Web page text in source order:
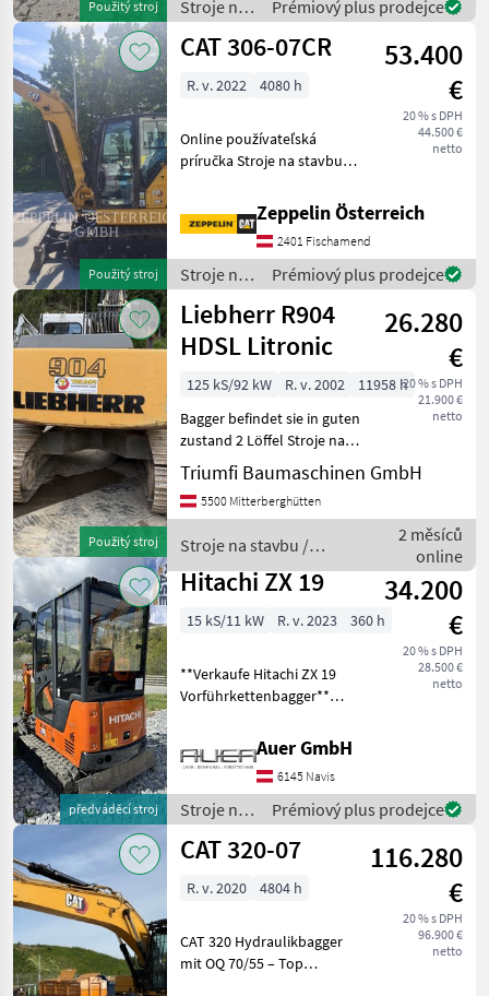
Použitý stroj
Stroje na
stavbu /
Takeuchi
Prémiový plus prodejce
Použitý stroj
CAT 306-07CR
53.400
€
20 % s DPH
44.500 €
netto
R. v. 2022 4080 h
Online používateľská
príručka Stroje na stavbu
Zeppelin Österreich
2401 Fischamend
Stroje na
stavbu /
CAT
Prémiový plus prodejce
Použitý stroj
Liebherr R904
HDSL Litronic
26.280
€
20 % s DPH
21.900 €
netto
125 kS/92 kW R. v. 2002
11958 h
Bagger befindet sie in guten
zustand 2 Löffel Stroje na
stavbu Pásový báger
Triumfi Baumaschinen GmbH
5500 Mitterberghütten
Stroje na stavbu /
Liebherr
2 měsíců
online
předváděcí stroj
Hitachi ZX 19
34.200
€
20 % s DPH
28.500 €
netto
15 kS/11 kW R. v. 2023 360 h
**Verkaufe Hitachi ZX 19
Vorführkettenbagger**
Informationen:** Der
angebotene Kettenbagger
ist ein Modell der
renommierten Marke
Hitachi, bekannt f
Auer GmbH
6145 Navis
Stroje na
stavbu /
Hitachi
Prémiový plus prodejce
CAT 320-07
116.280
€
20 % s DPH
96.900 €
netto
R. v. 2020 4804 h
CAT 320 Hydraulikbagger
mit OQ 70/55 – Top